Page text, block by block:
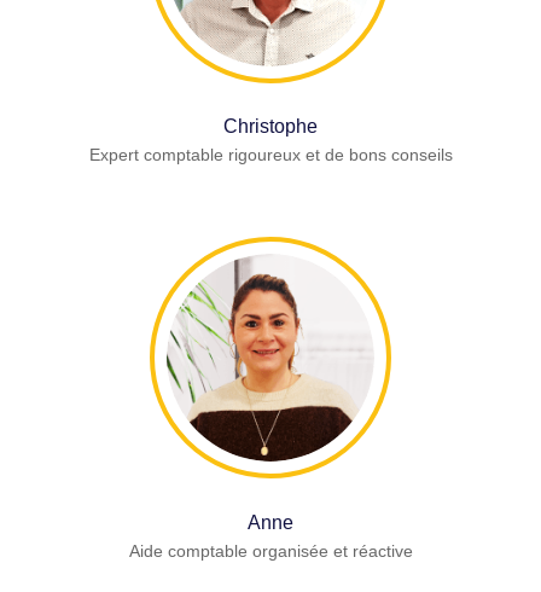
Christophe
Expert comptable rigoureux et de bons conseils
Anne
Aide comptable organisée et réactive